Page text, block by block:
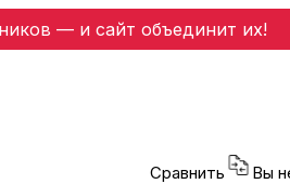
— и сайт объединит их!
Сравнить Вы